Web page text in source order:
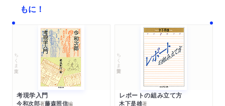
もに！
ちくま文庫
考現学入門
今和次郎著藤森照信編
ちくま学芸文庫
レポートの組み立て方
木下是雄著